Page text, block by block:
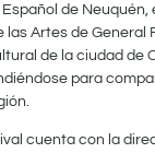
de Neuquén,
las Artes de General
de la ciudad de
para
cuenta con la